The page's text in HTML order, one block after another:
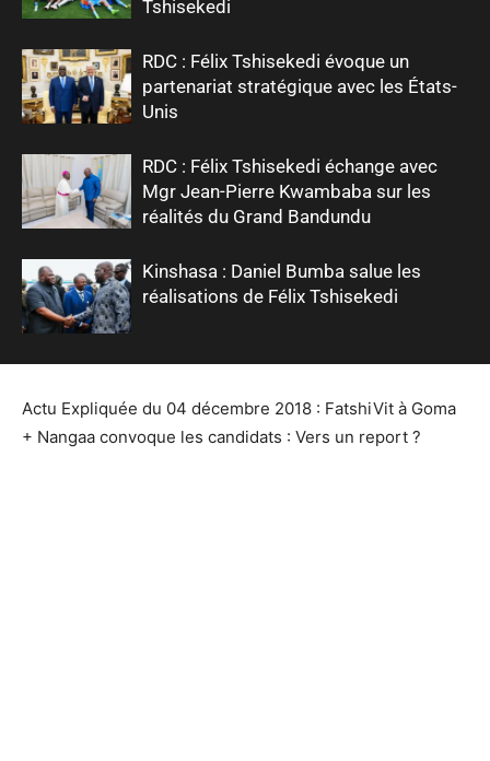
Tshisekedi
RDC : Félix Tshisekedi évoque un
partenariat stratégique avec les États-
Unis
RDC : Félix Tshisekedi échange avec
Mgr Jean-Pierre Kwambaba sur les
réalités du Grand Bandundu
Kinshasa : Daniel Bumba salue les
réalisations de Félix Tshisekedi
Actu Expliquée du 04 décembre 2018 : FatshiVit à Goma
+ Nangaa convoque les candidats : Vers un report ?